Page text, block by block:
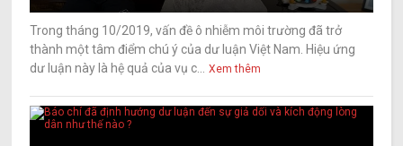
Trong tháng 10/2019, vấn đề ô nhiễm môi trường đã trở
thành một tâm điểm chú ý của dư luận Việt Nam. Hiệu ứng
dư luận này là hệ quả của vụ c...
Xem thêm